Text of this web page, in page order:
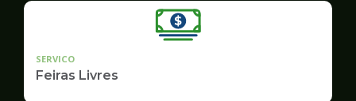
SERVICO
Feiras Livres